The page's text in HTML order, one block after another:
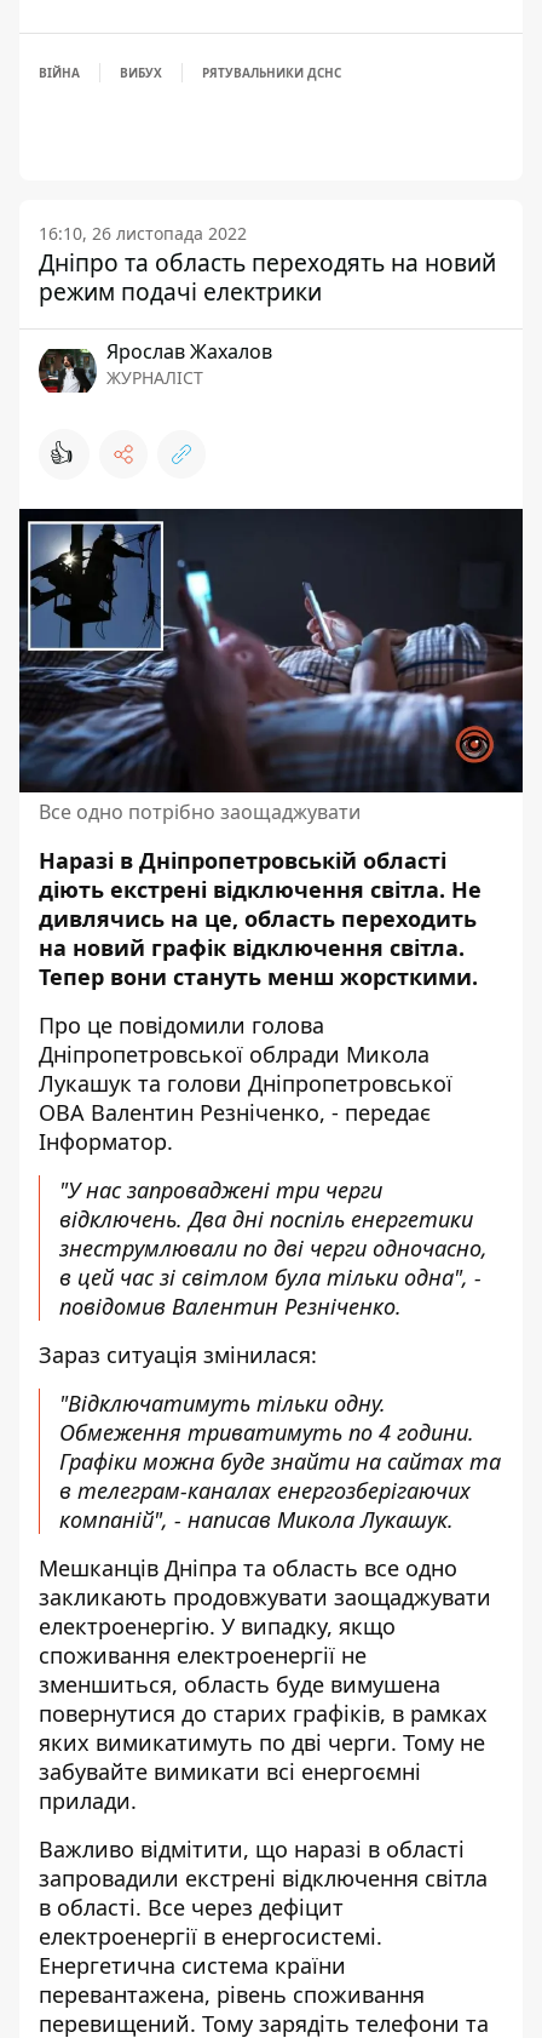
ВІЙНА ВИБУХ РЯТУВАЛЬНИКИ ДСНС
16:10, 26 листопада 2022
Дніпро та область переходять на новий
режим подачі електрики
Ярослав Жахалов
ЖУРНАЛІСТ
👍
Все одно потрібно заощаджувати
Наразі в Дніпропетровській області
діють екстрені відключення світла. Не
дивлячись на це, область переходить
на новий графік відключення світла.
Тепер вони стануть менш жорсткими.
Про це повідомили голова
Дніпропетровської облради Микола
Лукашук та голови Дніпропетровської
ОВА Валентин Резніченко, - передає
Інформатор.
"У нас запроваджені три черги
відключень. Два дні поспіль енергетики
знеструмлювали по дві черги одночасно,
в цей час зі світлом була тільки одна", -
повідомив Валентин Резніченко.
Зараз ситуація змінилася:
"Відключатимуть тільки одну.
Обмеження триватимуть по 4 години.
Графіки можна буде знайти на сайтах та
в телеграм-каналах енергозберігаючих
компаній", - написав Микола Лукашук.
Мешканців Дніпра та область все одно
закликають продовжувати заощаджувати
електроенергію. У випадку, якщо
споживання електроенергії не
зменшиться, область буде вимушена
повернутися до старих графіків, в рамках
яких вимикатимуть по дві черги. Тому не
забувайте вимикати всі енергоємні
прилади.
Важливо відмітити, що наразі в області
запровадили екстрені відключення світла
в області. Все через дефіцит
електроенергії в енергосистемі.
Енергетична система країни
перевантажена, рівень споживання
перевищений. Тому зарядіть телефони та